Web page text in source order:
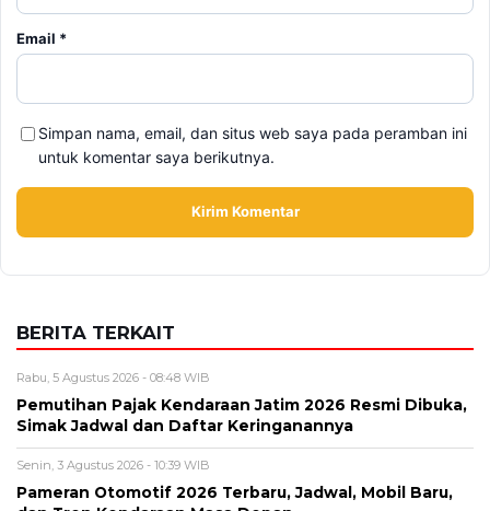
Alamat email tidak akan dipublikasikan. Kolom wajib ditandai *.